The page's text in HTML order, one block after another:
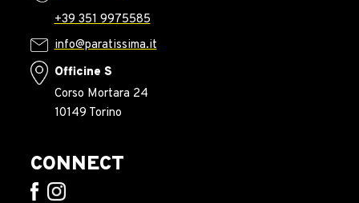
+39 351 9975585
info@paratissima.it
Officine S
Corso Mortara 24
10149 Torino
CONNECT